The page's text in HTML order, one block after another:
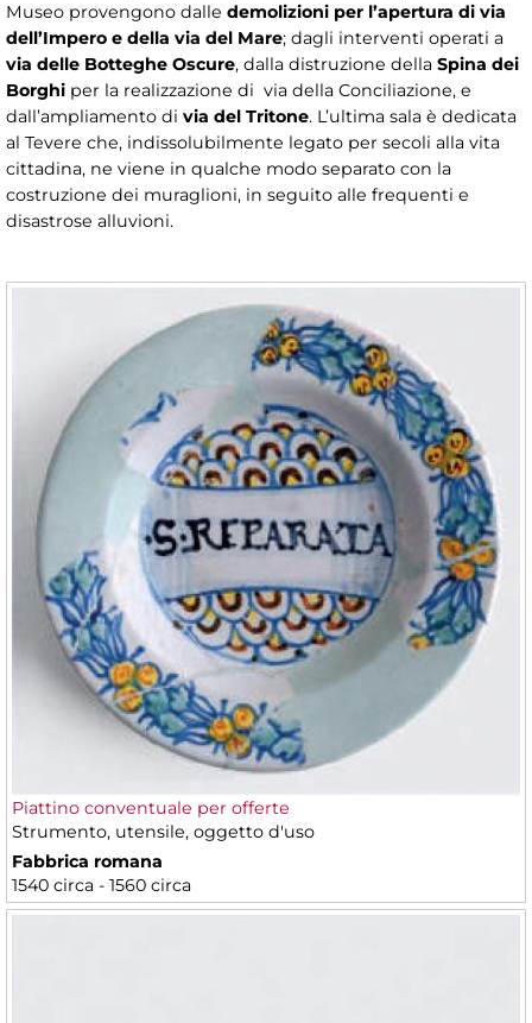
Museo provengono dalle demolizioni per l’apertura di via
dell’Impero e della via del Mare; dagli interventi operati a
via delle Botteghe Oscure, dalla distruzione della Spina dei
Borghi per la realizzazione di via della Conciliazione, e
dall’ampliamento di via del Tritone. L’ultima sala è dedicata
al Tevere che, indissolubilmente legato per secoli alla vita
cittadina, ne viene in qualche modo separato con la
costruzione dei muraglioni, in seguito alle frequenti e
disastrose alluvioni.
Piattino conventuale per offerte
Strumento, utensile, oggetto d'uso
Fabbrica romana
1540 circa - 1560 circa